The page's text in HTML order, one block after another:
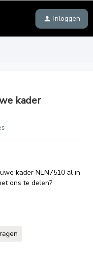
Inloggen
kader
kader NEN7510 al in
ons te delen?